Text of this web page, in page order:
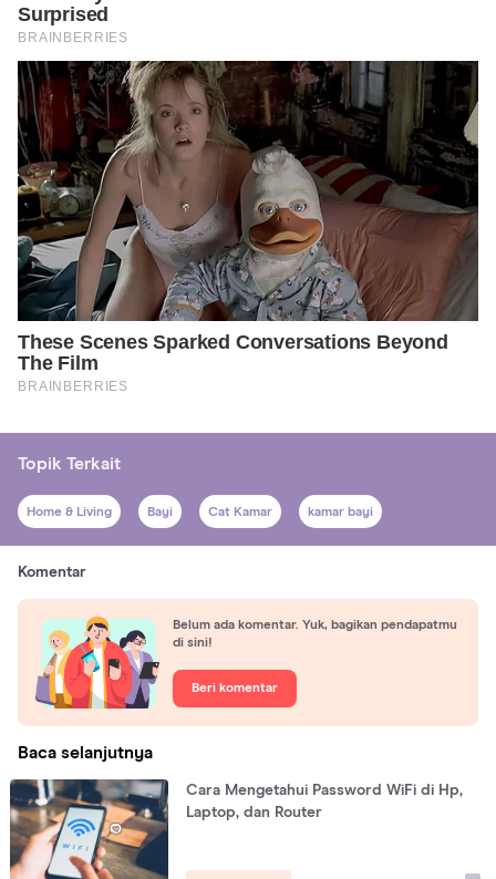
Topik Terkait
Home & Living Bayi Cat Kamar kamar bayi
Komentar
Belum ada komentar. Yuk, bagikan pendapatmu
di sini!
Beri komentar
Baca selanjutnya
Cara Mengetahui Password WiFi di Hp,
Laptop, dan Router